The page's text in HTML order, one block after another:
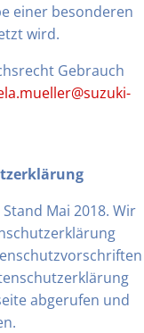
einer besonderen
wird.
Gebrauch
Mai 2018. Wir
abgerufen und